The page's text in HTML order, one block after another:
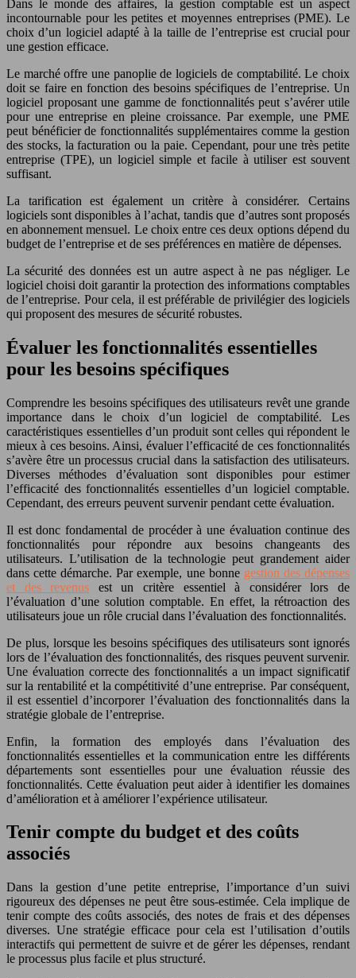
Dans le monde des affaires, la gestion comptable est un aspect
incontournable pour les petites et moyennes entreprises (PME). Le
choix d’un logiciel adapté à la taille de l’entreprise est crucial pour
une gestion efficace.
Le marché offre une panoplie de logiciels de comptabilité. Le choix
doit se faire en fonction des besoins spécifiques de l’entreprise. Un
logiciel proposant une gamme de fonctionnalités peut s’avérer utile
pour une entreprise en pleine croissance. Par exemple, une PME
peut bénéficier de fonctionnalités supplémentaires comme la gestion
des stocks, la facturation ou la paie. Cependant, pour une très petite
entreprise (TPE), un logiciel simple et facile à utiliser est souvent
suffisant.
La tarification est également un critère à considérer. Certains
logiciels sont disponibles à l’achat, tandis que d’autres sont proposés
en abonnement mensuel. Le choix entre ces deux options dépend du
budget de l’entreprise et de ses préférences en matière de dépenses.
La sécurité des données est un autre aspect à ne pas négliger. Le
logiciel choisi doit garantir la protection des informations comptables
de l’entreprise. Pour cela, il est préférable de privilégier des logiciels
qui proposent des mesures de sécurité robustes.
Évaluer les fonctionnalités essentielles
pour les besoins spécifiques
Comprendre les besoins spécifiques des utilisateurs revêt une grande
importance dans le choix d’un logiciel de comptabilité. Les
caractéristiques essentielles d’un produit sont celles qui répondent le
mieux à ces besoins. Ainsi, évaluer l’efficacité de ces fonctionnalités
s’avère être un processus crucial dans la satisfaction des utilisateurs.
Diverses méthodes d’évaluation sont disponibles pour estimer
l’efficacité des fonctionnalités essentielles d’un logiciel comptable.
Cependant, des erreurs peuvent survenir pendant cette évaluation.
Il est donc fondamental de procéder à une évaluation continue des
fonctionnalités pour répondre aux besoins changeants des
utilisateurs. L’utilisation de la technologie peut grandement aider
dans cette démarche. Par exemple, une bonne gestion des dépenses
et des revenus est un critère essentiel à considérer lors de
l’évaluation d’une solution comptable. En effet, la rétroaction des
utilisateurs joue un rôle crucial dans l’évaluation des fonctionnalités.
De plus, lorsque les besoins spécifiques des utilisateurs sont ignorés
lors de l’évaluation des fonctionnalités, des risques peuvent survenir.
Une évaluation correcte des fonctionnalités a un impact significatif
sur la rentabilité et la compétitivité d’une entreprise. Par conséquent,
il est essentiel d’incorporer l’évaluation des fonctionnalités dans la
stratégie globale de l’entreprise.
Enfin, la formation des employés dans l’évaluation des
fonctionnalités essentielles et la communication entre les différents
départements sont essentielles pour une évaluation réussie des
fonctionnalités. Cette évaluation peut aider à identifier les domaines
d’amélioration et à améliorer l’expérience utilisateur.
Tenir compte du budget et des coûts
associés
Dans la gestion d’une petite entreprise, l’importance d’un suivi
rigoureux des dépenses ne peut être sous-estimée. Cela implique de
tenir compte des coûts associés, des notes de frais et des dépenses
diverses. Une stratégie efficace pour cela est l’utilisation d’outils
interactifs qui permettent de suivre et de gérer les dépenses, rendant
le processus plus facile et plus structuré.